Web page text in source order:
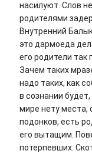
насилуют. Слов
родителями
Внутренний
это дармоеда
его родители так
Зачем таких
надо таких, как
в сознании
мире нету места,
подонков, есть
его вытащим.
потерпевших.